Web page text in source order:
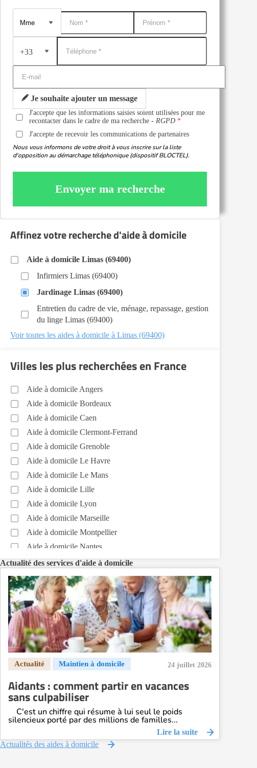
+33
Je souhaite ajouter un message
J'accepte que les informations saisies soient utilisées pour me
recontacter dans le cadre de ma recherche -RGPD
J'accepte de recevoir les communications de partenaires
Nous vous informons de votre droit à vous inscrire sur la liste
d'opposition au démarchage téléphonique (dispositif BLOCTEL).
Envoyer ma recherche
Affinez votre recherche d'aide à domicile
Aide à domicile Limas (69400)
Infirmiers Limas (69400)
Jardinage Limas (69400)
Entretien du cadre de vie, ménage, repassage, gestion
du linge Limas (69400)
Voir toutes les aides à domicile à Limas (69400)
Villes les plus recherchées en France
Aide à domicile Angers
Aide à domicile Bordeaux
Aide à domicile Caen
Aide à domicile Clermont-Ferrand
Aide à domicile Grenoble
Aide à domicile Le Havre
Aide à domicile Le Mans
Aide à domicile Lille
Aide à domicile Lyon
Aide à domicile Marseille
Aide à domicile Montpellier
Aide à domicile Nantes
Aide à domicile Nice
Aide à domicile Nîmes
Aide à domicile Orléans
Aide à domicile Paris
Aide à domicile Perpignan
Aide à domicile Rennes
Aide à domicile Saint-Etienne
Aide à domicile Toulouse
Actualité des services d'aide à domicile
24 juillet 2026
Aidants : comment partir en vacances
sans culpabiliser
C'est un chiffre qui résume à lui seul le poids
silencieux porté par des millions de familles...
Lire la suite
Actualités des aides à domicile